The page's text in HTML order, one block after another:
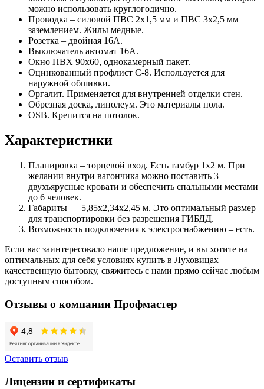
можно использовать круглогодично.
Проводка – силовой ПВС 2х1,5 мм и ПВС 3х2,5 мм
заземлением. Жилы медные.
Розетка – двойная 16А.
Выключатель автомат 16А.
Окно ПВХ 90х60, однокамерный пакет.
Оцинкованный профлист С-8. Используется для
наружной обшивки.
Оргалит. Применяется для внутренней отделки стен.
Обрезная доска, линолеум. Это материалы пола.
OSB. Крепится на потолок.
Характеристики
Планировка – торцевой вход. Есть тамбур 1х2 м. При
желании внутри вагончика можно поставить 3
двухъярусные кровати и обеспечить спальными местами
до 6 человек.
Габариты — 5,85х2,34х2,45 м. Это оптимальный размер
для транспортировки без разрешения ГИБДД.
Возможность подключения к электроснабжению – есть.
Если вас заинтересовало наше предложение, и вы хотите на
оптимальных для себя условиях купить в Луховицах
качественную бытовку, свяжитесь с нами прямо сейчас любым
доступным способом.
Отзывы о компании Профмастер
Оставить отзыв
Лицензии и сертификаты